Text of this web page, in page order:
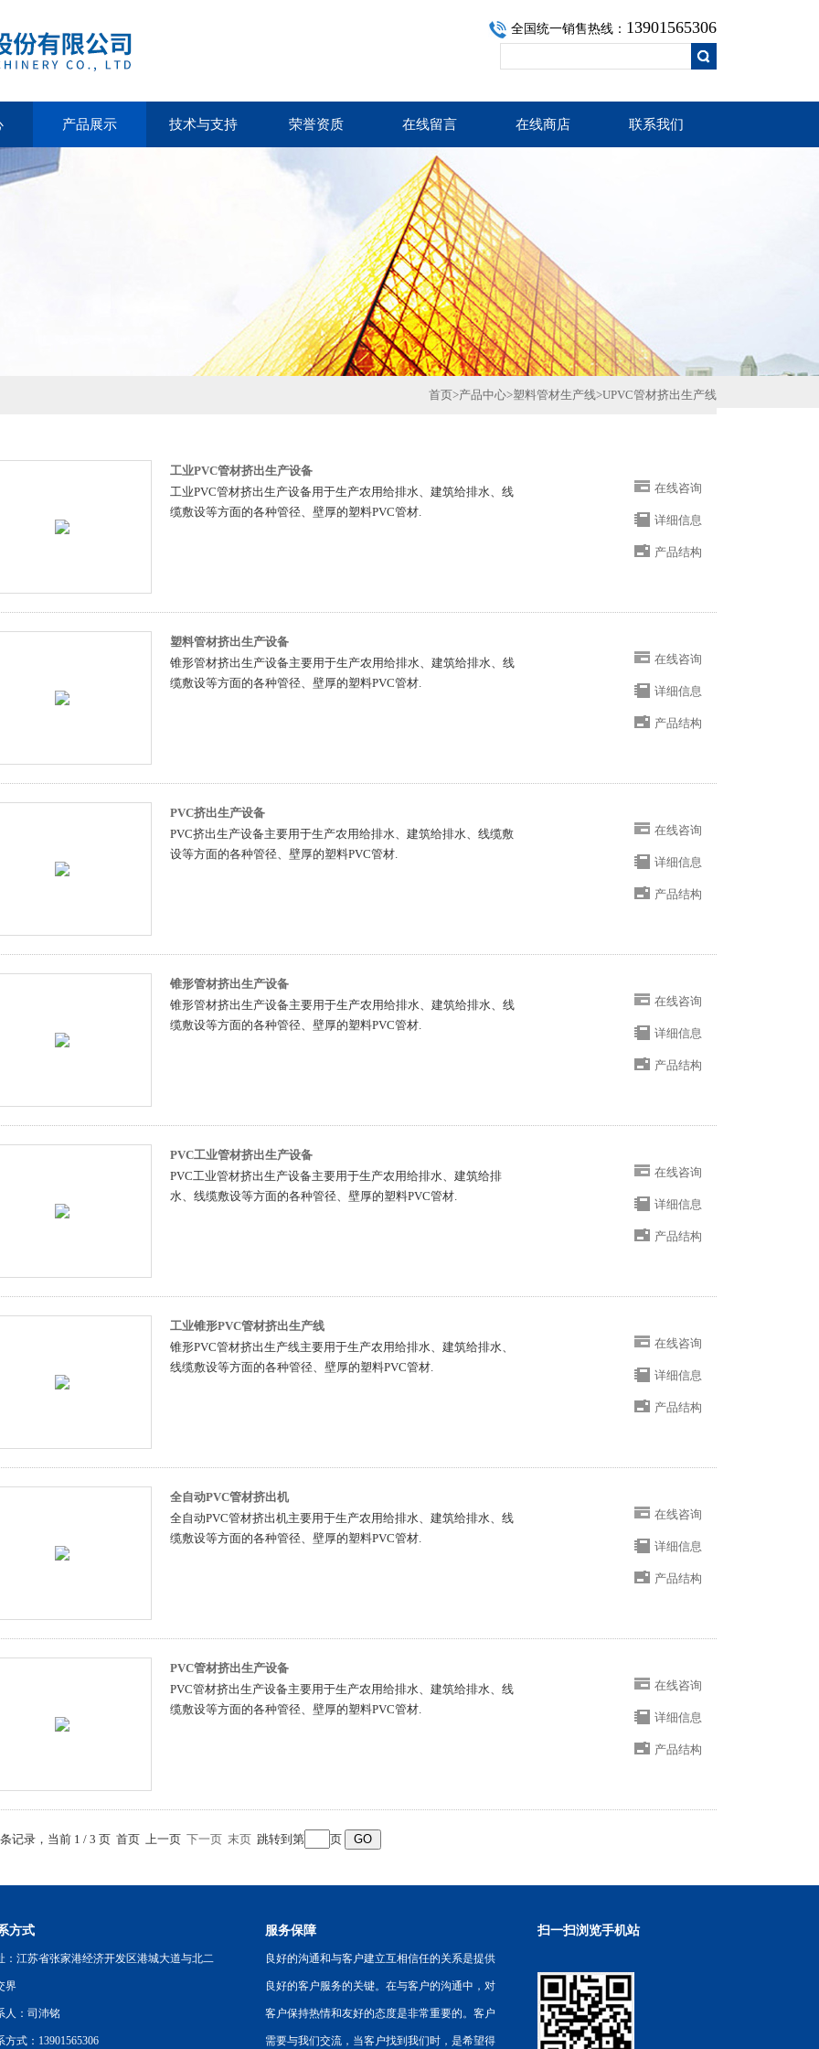
全国统一销售热线： 13901565306
产品展示 技术与支持 荣誉资质 在线留言 在线商店 联系我们
首页>产品中心>塑料管材生产线>UPVC管材挤出生产线
工业PVC管材挤出生产设备
工业PVC管材挤出生产设备用于生产农用给排水、建筑给排水、线
缆敷设等方面的各种管径、壁厚的塑料PVC管材.
在线咨询
详细信息
产品结构
塑料管材挤出生产设备
锥形管材挤出生产设备主要用于生产农用给排水、建筑给排水、线
缆敷设等方面的各种管径、壁厚的塑料PVC管材.
在线咨询
详细信息
产品结构
PVC挤出生产设备
PVC挤出生产设备主要用于生产农用给排水、建筑给排水、线缆敷
设等方面的各种管径、壁厚的塑料PVC管材.
在线咨询
详细信息
产品结构
锥形管材挤出生产设备
锥形管材挤出生产设备主要用于生产农用给排水、建筑给排水、线
缆敷设等方面的各种管径、壁厚的塑料PVC管材.
在线咨询
详细信息
产品结构
PVC工业管材挤出生产设备
PVC工业管材挤出生产设备主要用于生产农用给排水、建筑给排
水、线缆敷设等方面的各种管径、壁厚的塑料PVC管材.
在线咨询
详细信息
产品结构
工业锥形PVC管材挤出生产线
锥形PVC管材挤出生产线主要用于生产农用给排水、建筑给排水、
线缆敷设等方面的各种管径、壁厚的塑料PVC管材.
在线咨询
详细信息
产品结构
全自动PVC管材挤出机
全自动PVC管材挤出机主要用于生产农用给排水、建筑给排水、线
缆敷设等方面的各种管径、壁厚的塑料PVC管材.
在线咨询
详细信息
产品结构
PVC管材挤出生产设备
PVC管材挤出生产设备主要用于生产农用给排水、建筑给排水、线
缆敷设等方面的各种管径、壁厚的塑料PVC管材.
在线咨询
详细信息
产品结构
记录，当前 1 / 3 页 首页 上一页 下一页 末页 跳转到第 页
方式
：江苏省张家港经济开发区港城大道与北二
界
人：司沛铭
方式：13901565306
服务保障
良好的沟通和与客户建立互相信任的关系是提供
良好的客户服务的关键。在与客户的沟通中，对
客户保持热情和友好的态度是非常重要的。客户
需要与我们交流，当客户找到我们时，是希望得
扫一扫浏览手机站